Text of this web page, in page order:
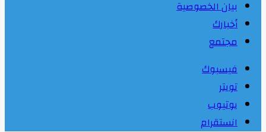
بيان الخصوصية
أخبارك
مجتمع
فيسبوك
تويتر
يوتيوب
انستقرام